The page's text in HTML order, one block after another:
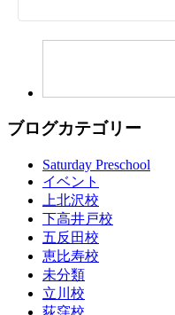
索:
ブログカテゴリー
Saturday Preschool
イベント
上北沢校
下高井戸校
五反田校
恵比寿校
未分類
立川校